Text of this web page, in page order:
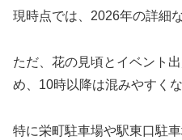
現時点では、2026年の詳細
ただ、花の見頃とイベント
め、10時以降は混みやすく
特に栄町駐車場や駅東口駐